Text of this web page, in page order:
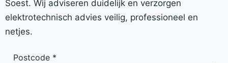
Soest. Wij adviseren duidelijk en verzorgen
elektrotechnisch advies veilig, professioneel en
netjes.
Postcode *